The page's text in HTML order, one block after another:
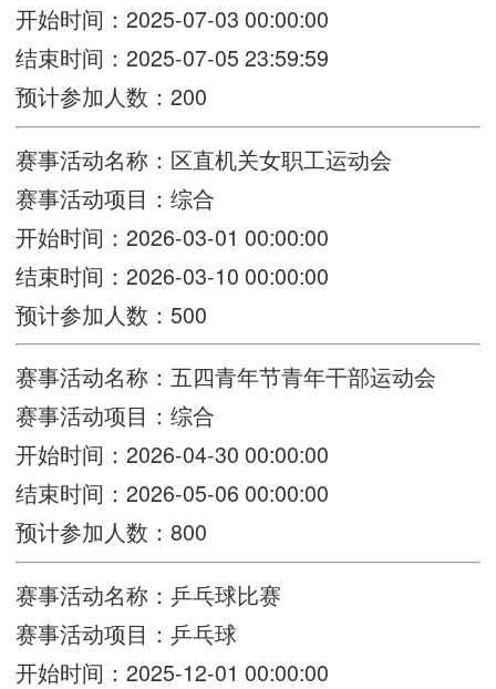
开始时间：2025-07-03 00:00:00
结束时间：2025-07-05 23:59:59
预计参加人数：200
赛事活动名称：区直机关女职工运动会
赛事活动项目：综合
开始时间：2026-03-01 00:00:00
结束时间：2026-03-10 00:00:00
预计参加人数：500
赛事活动名称：五四青年节青年干部运动会
赛事活动项目：综合
开始时间：2026-04-30 00:00:00
结束时间：2026-05-06 00:00:00
预计参加人数：800
赛事活动名称：乒乓球比赛
赛事活动项目：乒乓球
开始时间：2025-12-01 00:00:00